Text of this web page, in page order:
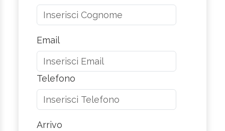
Email
Telefono
Arrivo